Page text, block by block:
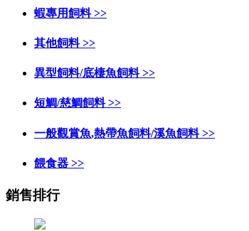
蝦專用飼料 >>
其他飼料 >>
異型飼料/底棲魚飼料 >>
短鯛/慈鯛飼料 >>
一般觀賞魚,熱帶魚飼料/溪魚飼料 >>
餵食器 >>
銷售排行